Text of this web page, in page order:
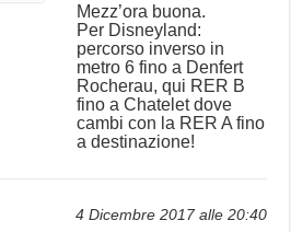
Mezz’ora buona.
Per Disneyland:
percorso inverso in
metro 6 fino a Denfert
Rocherau, qui RER B
fino a Chatelet dove
cambi con la RER A fino
a destinazione!
4 Dicembre 2017 alle 20:40